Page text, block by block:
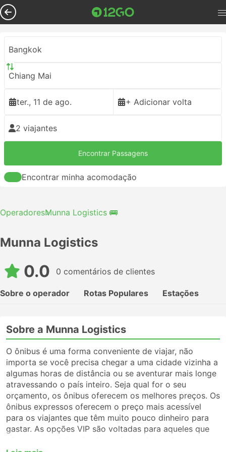
Bangkok
Chiang Mai
ter., 11 de ago. + Adicionar volta
2 viajantes
Encontrar Passagens
Encontrar minha acomodação
OperadoresMunna Logistics 🚌
Munna Logistics
0.0 0 comentários de clientes
Sobre o operador Rotas Populares Estações
Sobre a Munna Logistics
O ônibus é uma forma conveniente de viajar, não
importa se você precisa chegar a uma cidade vizinha a
algumas horas de distância ou se aventurar mais longe
atravessando o país inteiro. Seja qual for o seu
orçamento, os ônibus oferecem os melhores preços. Os
ônibus expressos oferecem o preço mais acessível
para os viajantes que têm muito pouco dinheiro para
gastar. As opções VIP são voltadas para aqueles que